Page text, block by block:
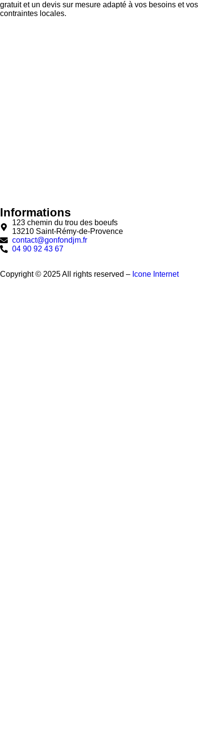
gratuit et un devis sur mesure adapté à vos besoins et vos
contraintes locales.
Informations
123 chemin du trou des boeufs
13210 Saint-Rémy-de-Provence
contact@gonfondjm.fr
04 90 92 43 67
Copyright © 2025 All rights reserved – Icone Internet